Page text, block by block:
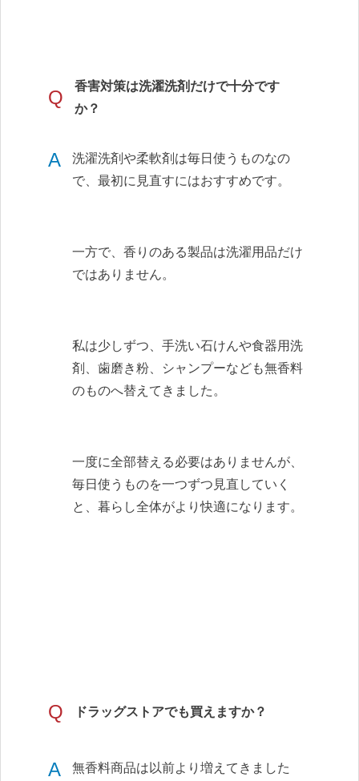
Q
香害対策は洗濯洗剤だけで十分です
か？
A
洗濯洗剤や柔軟剤は毎日使うものなの
で、最初に見直すにはおすすめです。
一方で、香りのある製品は洗濯用品だけ
ではありません。
私は少しずつ、手洗い石けんや食器用洗
剤、歯磨き粉、シャンプーなども無香料
のものへ替えてきました。
一度に全部替える必要はありませんが、
毎日使うものを一つずつ見直していく
と、暮らし全体がより快適になります。
Q ドラッグストアでも買えますか？
A
無香料商品は以前より増えてきました